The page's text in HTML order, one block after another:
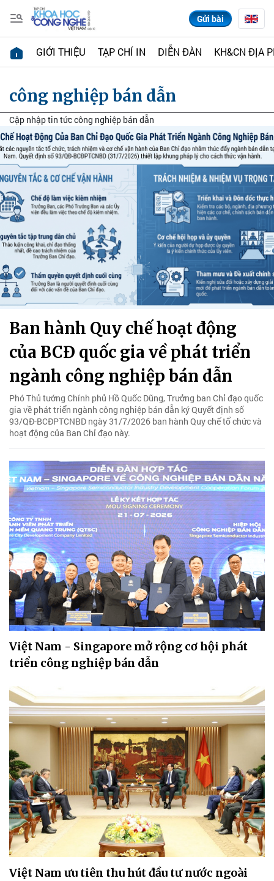
Gửi bài
GIỚI THIỆU TẠP CHÍ IN DIỄN ĐÀN KH&CN ĐỊA
công nghiệp bán dẫn
Cập nhập tin tức công nghiệp bán dẫn
Ban hành Quy chế hoạt động
của BCĐ quốc gia về phát triển
ngành công nghiệp bán dẫn
Phó Thủ tướng Chính phủ Hồ Quốc Dũng, Trưởng ban Chỉ đạo quốc
gia về phát triển ngành công nghiệp bán dẫn ký Quyết định số
93/QĐ-BCĐPTCNBD ngày 31/7/2026 ban hành Quy chế tổ chức và
hoạt động của Ban Chỉ đạo này.
Việt Nam - Singapore mở rộng cơ hội phát
triển công nghiệp bán dẫn
Việt Nam ưu tiên thu hút đầu tư nước ngoài